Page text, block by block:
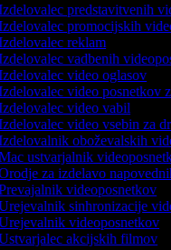
predstavitvenih
promocijskih
reklam
vadbenih
video oglasov
video posnetkov
video vabil
video vsebin za
oboževalskih
ustvarjalnik
za izdelavo
videoposnetkov
sinhronizacije
videoposnetkov
akcijskih filmov